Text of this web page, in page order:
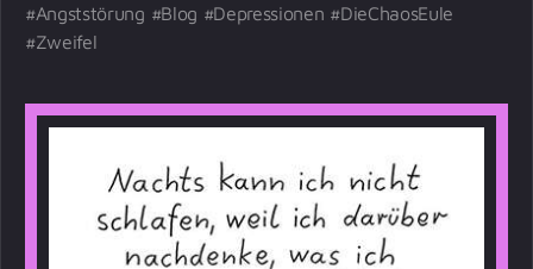
Angststörung
Blog Depressionen
DieChaosEule
Zweifel